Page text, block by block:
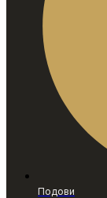
Подови